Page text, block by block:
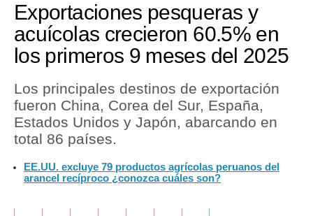
Economía
Mercados
Política
Tu Dinero
Finanzas Personales
Exportaciones pesqueras y
acuícolas crecieron 60.5% en
los primeros 9 meses del 2025
Los principales destinos de exportación
fueron China, Corea del Sur, España,
Estados Unidos y Japón, abarcando en
total 86 países.
EE.UU. excluye 79 productos agrícolas peruanos del
arancel recíproco ¿conozca cuáles son?